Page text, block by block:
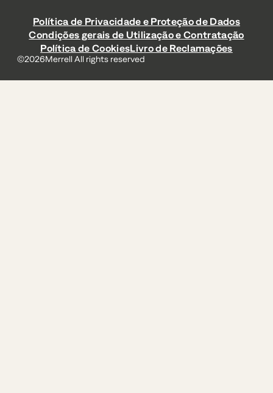
Política de Privacidade e Proteção de Dados
Condições gerais de Utilização e Contratação
Política de CookiesLivro de Reclamações
©2026Merrell All rights reserved